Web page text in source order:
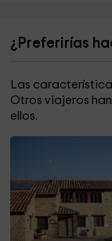
¿Preferirías
Las
Otros viajeros
ellos.